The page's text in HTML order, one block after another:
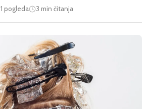
pogleda 3 min čitanja